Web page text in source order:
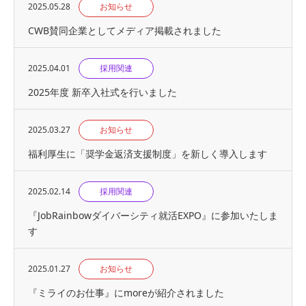
2025.05.28 お知らせ
CWB賛同企業としてメディア掲載されました
2025.04.01 採用関連
2025年度 新卒入社式を行いました
2025.03.27 お知らせ
福利厚生に「奨学金返済支援制度」を新しく導入します
2025.02.14 採用関連
『JobRainbowダイバーシティ就活EXPO』に参加いたしま
す
2025.01.27 お知らせ
『ミライのお仕事』にmoreが紹介されました